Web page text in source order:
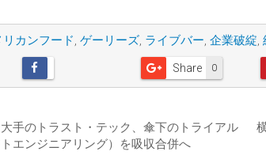
リカンフード, ゲーリーズ, ライブバー, 企業破綻,
0
Share
手のトラスト・テック、傘下のトライアル
トエンジニアリング）を吸収合併へ